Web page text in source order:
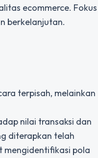
ecommerce. Fokus
berkelanjutan.
terpisah, melainkan
nilai transaksi dan
diterapkan telah
mengidentifikasi pola